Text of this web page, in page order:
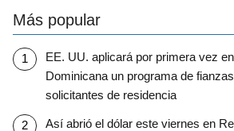
Más popular
EE. UU. aplicará por primera vez
Dominicana un programa de
solicitantes de residencia
Así abrió el dólar este viernes en